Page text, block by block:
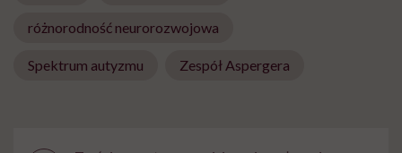
różnorodność neurorozwojowa
Spektrum autyzmu Zespół Aspergera